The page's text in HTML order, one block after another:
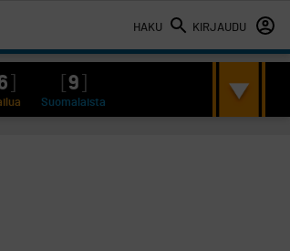
HAKU KIRJAUDU
9
Suomalaista